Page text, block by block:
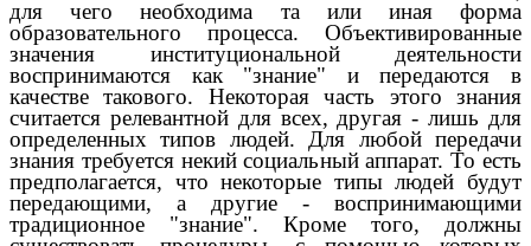
для чего необходима та или иная форма
образовательного процесса. Объективированные
значения институциональной деятельности
воспринимаются как "знание" и передаются в
качестве такового. Некоторая часть этого знания
считается релевантной для всех, другая - лишь для
определенных типов людей. Для любой передачи
знания требуется некий социальный аппарат. То есть
предполагается, что некоторые типы людей будут
передающими, а другие - воспринимающими
традиционное "знание". Кроме того, должны